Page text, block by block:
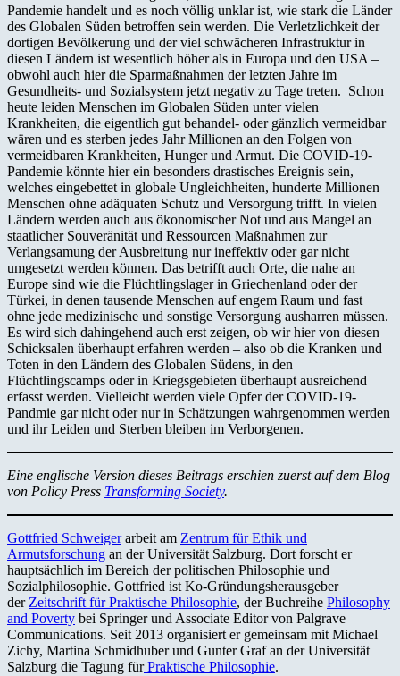
Pandemie handelt und es noch völlig unklar ist, wie stark die Länder
des Globalen Süden betroffen sein werden. Die Verletzlichkeit der
dortigen Bevölkerung und der viel schwächeren Infrastruktur in
diesen Ländern ist wesentlich höher als in Europa und den USA –
obwohl auch hier die Sparmaßnahmen der letzten Jahre im
Gesundheits- und Sozialsystem jetzt negativ zu Tage treten. Schon
heute leiden Menschen im Globalen Süden unter vielen
Krankheiten, die eigentlich gut behandel- oder gänzlich vermeidbar
wären und es sterben jedes Jahr Millionen an den Folgen von
vermeidbaren Krankheiten, Hunger und Armut. Die COVID-19-
Pandemie könnte hier ein besonders drastisches Ereignis sein,
welches eingebettet in globale Ungleichheiten, hunderte Millionen
Menschen ohne adäquaten Schutz und Versorgung trifft. In vielen
Ländern werden auch aus ökonomischer Not und aus Mangel an
staatlicher Souveränität und Ressourcen Maßnahmen zur
Verlangsamung der Ausbreitung nur ineffektiv oder gar nicht
umgesetzt werden können. Das betrifft auch Orte, die nahe an
Europe sind wie die Flüchtlingslager in Griechenland oder der
Türkei, in denen tausende Menschen auf engem Raum und fast
ohne jede medizinische und sonstige Versorgung ausharren müssen.
Es wird sich dahingehend auch erst zeigen, ob wir hier von diesen
Schicksalen überhaupt erfahren werden – also ob die Kranken und
Toten in den Ländern des Globalen Südens, in den
Flüchtlingscamps oder in Kriegsgebieten überhaupt ausreichend
erfasst werden. Vielleicht werden viele Opfer der COVID-19-
Pandmie gar nicht oder nur in Schätzungen wahrgenommen werden
und ihr Leiden und Sterben bleiben im Verborgenen.
Eine englische Version dieses Beitrags erschien zuerst auf dem Blog
von Policy Press Transforming Society.
Gottfried Schweigerarbeit am Zentrum für Ethik und
Armutsforschung an der Universität Salzburg. Dort forscht er
hauptsächlich im Bereich der politischen Philosophie und
Sozialphilosophie. Gottfried ist Ko-Gründungsherausgeber
der Zeitschrift für Praktische Philosophie, der Buchreihe Philosophy
and Poverty bei Springer und Associate Editor von Palgrave
Communications. Seit 2013 organisiert er gemeinsam mit Michael
Zichy, Martina Schmidhuber und Gunter Graf an der Universität
Salzburg die Tagung fürPraktische Philosophie.